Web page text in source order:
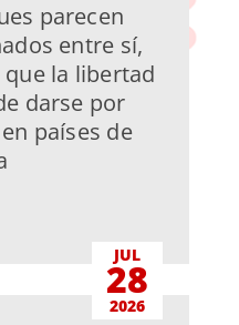
parecen
entre sí,
la libertad
darse por
países de
JUL
28
2026